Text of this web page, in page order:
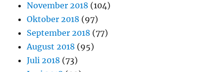
November 2018 (104)
Oktober 2018 (97)
September 2018 (77)
August 2018 (95)
Juli 2018 (73)